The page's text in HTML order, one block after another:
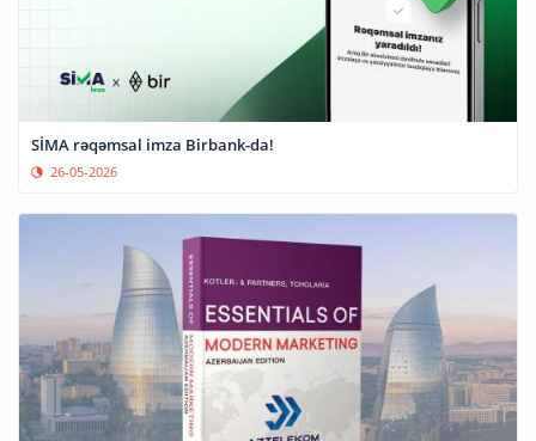
SİMA rəqəmsal imza Birbank-da!
26-05-2026